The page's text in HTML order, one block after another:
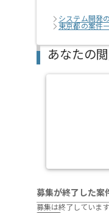
システム開発
東京都の案件
あなたの
募集が終了した案
募集は終了していま